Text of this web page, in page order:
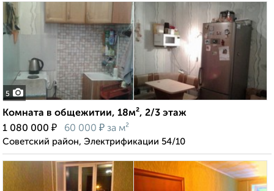
5
Комната в общежитии, 18м², 2/3 этаж
1 080 000 ₽ 60 000 ₽ за м²
Советский район, Электрификации 54/10